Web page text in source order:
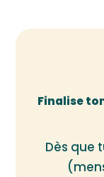
Finalise
Dès que